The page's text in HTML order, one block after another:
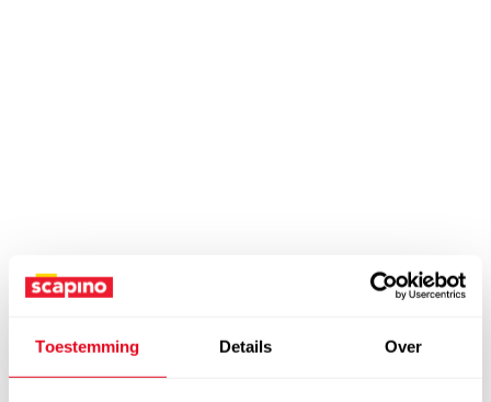
Toestemming Details Over